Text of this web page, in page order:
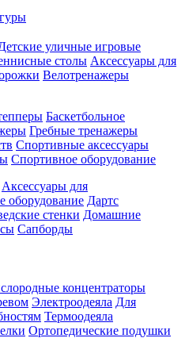
уличные игровые
столы Аксессуары для
Велотренажеры
Баскетбольное
Гребные тренажеры
Спортивные аксессуары
Спортивное оборудование
Аксессуары для
оборудование Дартс
стенки Домашние
Сапборды
концентраторы
Электроодеяла Для
Термоодеяла
Ортопедические подушки